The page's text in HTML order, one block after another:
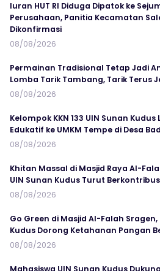
Iuran HUT RI Diduga Dipatok ke
Perusahaan, Panitia Kecamatan
Dikonfirmasi
08/08/2026
Permainan Tradisional Tetap Jadi
Lomba Tarik Tambang, Tarik Terus
08/08/2026
Kelompok KKN 133 UIN Sunan
Edukatif ke UMKM Tempe di Desa
08/08/2026
Khitan Massal di Masjid Raya Al-
UIN Sunan Kudus Turut
08/08/2026
Go Green di Masjid Al-Falah
Kudus Dorong Ketahanan Pangan
08/08/2026
Mahasiswa UIN Sunan Kudus